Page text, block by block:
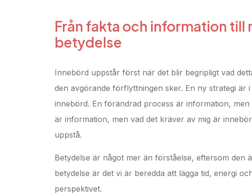
Från fakta och information
betydelse
Innebörd uppstår först när det blir begripligt vad
den avgörande förflyttningen sker. En ny strategi
innebörd. En förändrad process är information,
är information, men vad det kräver av mig är
uppstå.
Betydelse är något mer än förståelse, eftersom
betydelse är det vi är beredda att lägga tid, energi
perspektivet.